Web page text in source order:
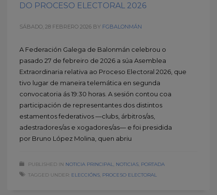
DO PROCESO ELECTORAL 2026
SÁBADO, 28 FEBRERO 2026 BY FGBALONMÁN
A Federación Galega de Balonmán celebrou o
pasado 27 de febreiro de 2026 a súa Asemblea
Extraordinaria relativa ao Proceso Electoral 2026, que
tivo lugar de maneira telemática en segunda
convocatoria ás 19:30 horas. A sesión contou coa
participación de representantes dos distintos
estamentos federativos —clubs, árbitros/as,
adestradores/as e xogadores/as— e foi presidida
por Bruno López Molina, quen abriu
PUBLISHED IN NOTICIA PRINCIPAL NOTICIAS PORTADA
TAGGED UNDER: ELECCIÓNS PROCESO ELECTORAL